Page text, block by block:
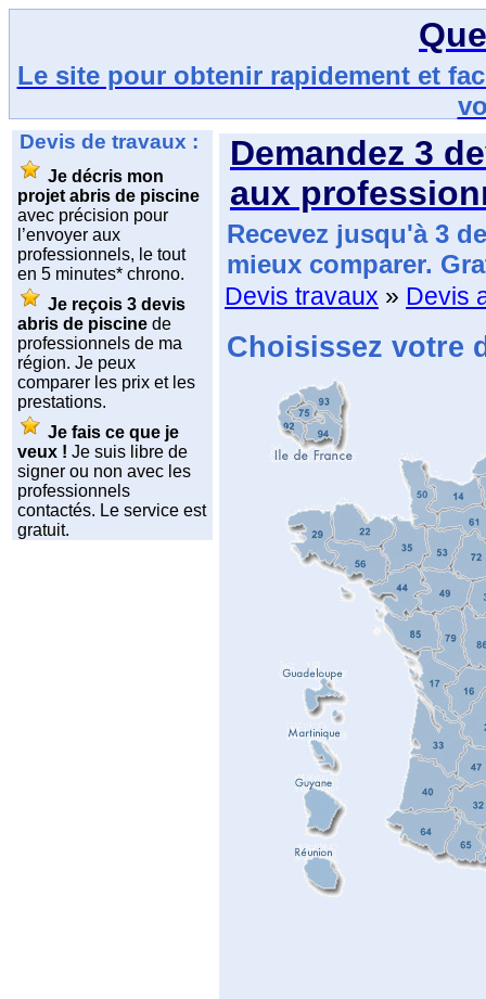
Le site pour obtenir rapidement et
Devis de travaux :
Je décris mon
projet abris de piscine
avec précision pour
l’envoyer aux
professionnels, le tout
en 5 minutes* chrono.
Je reçois 3 devis
abris de piscine de
professionnels de ma
région. Je peux
comparer les prix et les
prestations.
Je fais ce que je
veux ! Je suis libre de
signer ou non avec les
professionnels
contactés. Le service est
gratuit.
Demandez 3
aux
Recevez jusqu'à 3
mieux comparer.
Devis travaux » Devis
Choisissez votre